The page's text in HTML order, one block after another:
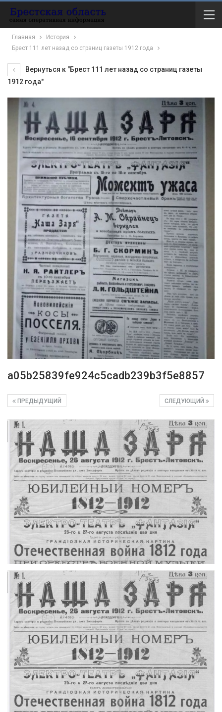
Главная
История
Брест 111 лет назад со страниц газеты 1912 года
Вернуться к "Брест 111 лет назад со страниц газеты
1912 года"
a05b25839fe924c5cadb239b3f5e8857
СЛЕДУЮЩИЙ
ПРЕДЫДУЩИЙ